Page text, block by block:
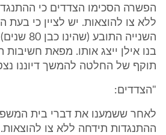
הפשרה הסכימו הצדדים כי
ללא צו להוצאות. יש לציין כי בעת
השנייה
בנו אילן ייצג אותו. מפאת
תוקף של החלטה להמשך דיוננו
"הצדדים:
לאחר ששמענו את דברי בית
ההתנגדות תידחה ללא צו